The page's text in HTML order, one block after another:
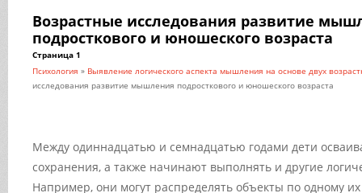
Возрастные исследования развитие
подросткового и юношеского возраста
Страница 1
Психология » Выявление логического аспекта мышления на основе двух
исследования развитие мышления подросткового и юношеского возраста
Между одиннадцатью и семнадцатью годами дети
сохранения, а также начинают выполнять и другие
Например, они могут распределять объекты по одному